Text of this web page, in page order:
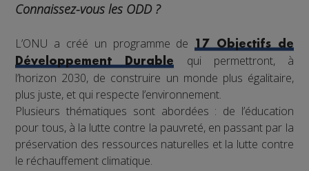
Connaissez-vous les ODD ?
L’ONU a créé un programme de17 Objectifs de
Développement Durable
qui permettront, à
l’horizon 2030, de construire un monde plus égalitaire,
plus juste, et qui respecte l’environnement.
Plusieurs thématiques sont abordées : de l’éducation
pour tous, à la lutte contre la pauvreté, en passant par la
préservation des ressources naturelles et la lutte contre
le réchauffement climatique.